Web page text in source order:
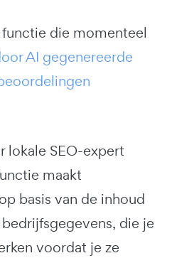
die momenteel
AI gegenereerde
lokale SEO-expert
maakt
basis van de inhoud
die je
voordat je ze